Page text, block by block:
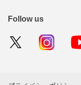
Follow us